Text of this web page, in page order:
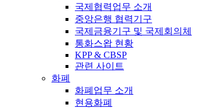
국제협력업무 소개
중앙은행 협력기구
국제금융기구 및 국제회의체
통화스왑 현황
KPP & CBSP
관련 사이트
화폐
화폐업무 소개
현용화폐